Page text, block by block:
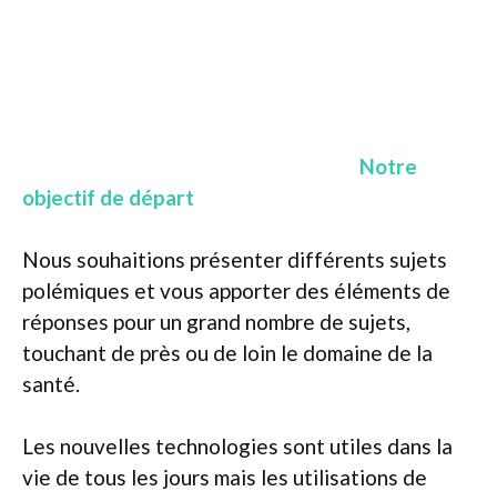
Notre
objectif de départ
Nous souhaitions présenter différents sujets
polémiques et vous apporter des éléments de
réponses pour un grand nombre de sujets,
touchant de près ou de loin le domaine de la
santé.
Les nouvelles technologies sont utiles dans la
vie de tous les jours mais les utilisations de